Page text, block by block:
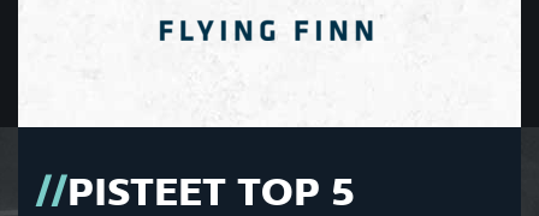
PISTEET TOP 5